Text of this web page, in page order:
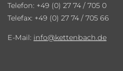
Telefon: +49 (0) 27 74 / 705 0
Telefax: +49 (0) 27 74 / 705 66
E-Mail: info kettenbach.de